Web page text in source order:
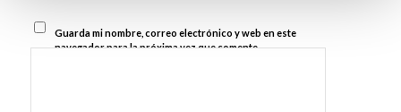
Guarda mi nombre, correo electrónico y web en este
navegador para la próxima vez que comente.